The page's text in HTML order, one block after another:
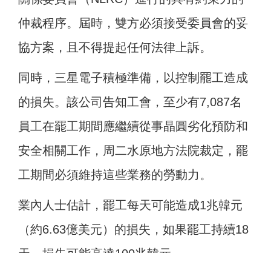
仲裁程序。屆時，雙方必須接受委員會的妥
協方案，且不得提起任何法律上訴。
同時，三星電子積極準備，以控制罷工造成
的損失。該公司告知工會，至少有7,087名
員工在罷工期間應繼續從事晶圓劣化預防和
安全相關工作，周二水原地方法院裁定，罷
工期間必須維持這些業務的勞動力。
業內人士估計，罷工每天可能造成1兆韓元
（約6.63億美元）的損失，如果罷工持續18